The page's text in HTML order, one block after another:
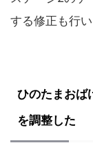
する修正も行い
ひのたまおば
を調整した